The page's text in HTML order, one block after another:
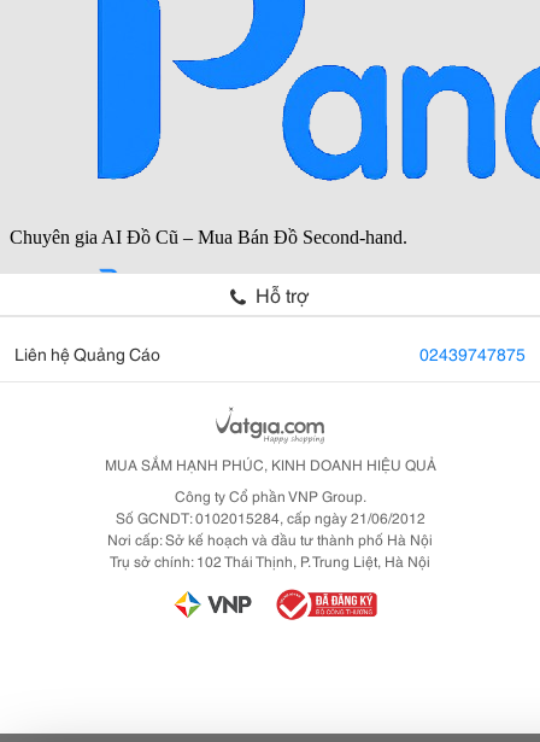
Hỗ trợ
Liên hệ Quảng Cáo 02439747875
MUA SẮM HẠNH PHÚC, KINH DOANH HIỆU QUẢ
Công ty Cổ phần VNP Group.
Số GCNDT: 0102015284, cấp ngày 21/06/2012
Nơi cấp: Sở kế hoạch và đầu tư thành phố Hà Nội
Trụ sở chính: 102 Thái Thịnh, P. Trung Liệt, Hà Nội